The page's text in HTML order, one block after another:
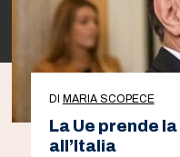
DI MARIA SCOPECE
La Ue prende
all’Italia